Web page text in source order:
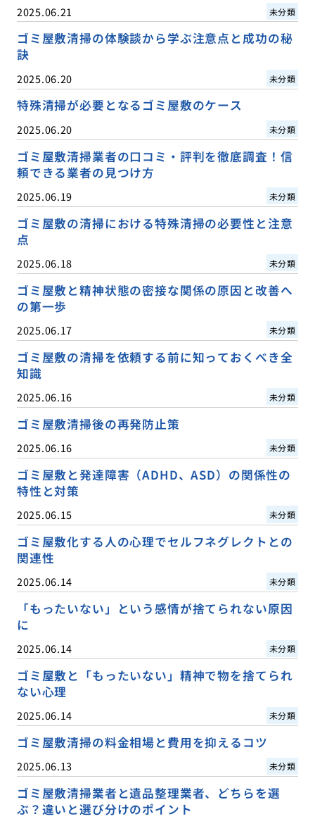
2025.06.21 未分類
ゴミ屋敷清掃の体験談から学ぶ注意点と成功の秘
訣
2025.06.20 未分類
特殊清掃が必要となるゴミ屋敷のケース
2025.06.20 未分類
ゴミ屋敷清掃業者の口コミ・評判を徹底調査！信
頼できる業者の見つけ方
2025.06.19 未分類
ゴミ屋敷の清掃における特殊清掃の必要性と注意
点
2025.06.18 未分類
ゴミ屋敷と精神状態の密接な関係の原因と改善へ
の第一歩
2025.06.17 未分類
ゴミ屋敷の清掃を依頼する前に知っておくべき全
知識
2025.06.16 未分類
ゴミ屋敷清掃後の再発防止策
2025.06.16 未分類
ゴミ屋敷と発達障害（ADHD、ASD）の関係性の
特性と対策
2025.06.15 未分類
ゴミ屋敷化する人の心理でセルフネグレクトとの
関連性
2025.06.14 未分類
「もったいない」という感情が捨てられない原因
に
2025.06.14 未分類
ゴミ屋敷と「もったいない」精神で物を捨てられ
ない心理
2025.06.14 未分類
ゴミ屋敷清掃の料金相場と費用を抑えるコツ
2025.06.13 未分類
ゴミ屋敷清掃業者と遺品整理業者、どちらを選
ぶ？違いと選び分けのポイント